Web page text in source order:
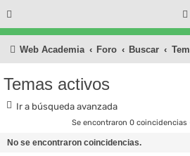
Web Academia Foro Buscar
Temas activos
Ir a búsqueda avanzada
Se encontraron 0 coincidencias
No se encontraron coincidencias.